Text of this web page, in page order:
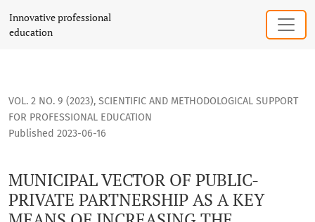
MUNICIPAL VECTOR OF PUBLIC-PRIVATE PARTNERSHIP AS A
Innovative professional
education
VOL. 2 NO. 9 (2023), SCIENTIFIC AND METHODOLOGICAL SUPPORT
FOR PROFESSIONAL EDUCATION
MUNICIPAL VECTOR OF PUBLIC-
PRIVATE PARTNERSHIP AS A KEY
Published 2023-06-16